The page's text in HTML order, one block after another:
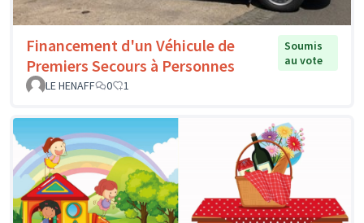
Financement d'un Véhicule de
Premiers Secours à Personnes
Soumis
au vote
LE HENAFF
0 1